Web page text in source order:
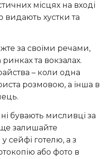
місцях на вході
видають хустки та
за своїми речами,
та вокзалах.
– коли одна
розмовою, а інша в
бувають мисливці за
залишайте
сейфі готелю, а з
або фото в